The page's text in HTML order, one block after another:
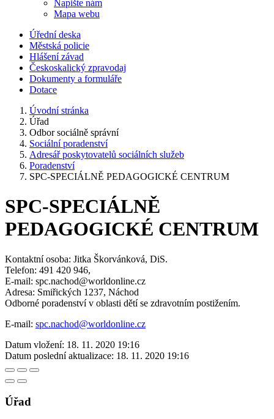
Napište nám
Mapa webu
Úřední deska
Městská policie
Hlášení závad
Českoskalický zpravodaj
Dokumenty a formuláře
Dotace
Úvodní stránka
Úřad
Odbor sociálně správní
Sociální poradenství
Adresář poskytovatelů sociálních služeb
Poradenství
SPC-SPECIÁLNĚ PEDAGOGICKÉ CENTRUM
SPC-SPECIÁLNĚ
PEDAGOGICKÉ CENTRUM
Kontaktní osoba: Jitka Škorvánková, DiS.
Telefon: 491 420 946,
E-mail: spc.nachod@worldonline.cz
Adresa: Smiřických 1237, Náchod
Odborné poradenství v oblasti dětí se zdravotním postižením.
E-mail: spc.nachod@worldonline.cz
Datum vložení: 18. 11. 2020 19:16
Datum poslední aktualizace: 18. 11. 2020 19:16
Úřad